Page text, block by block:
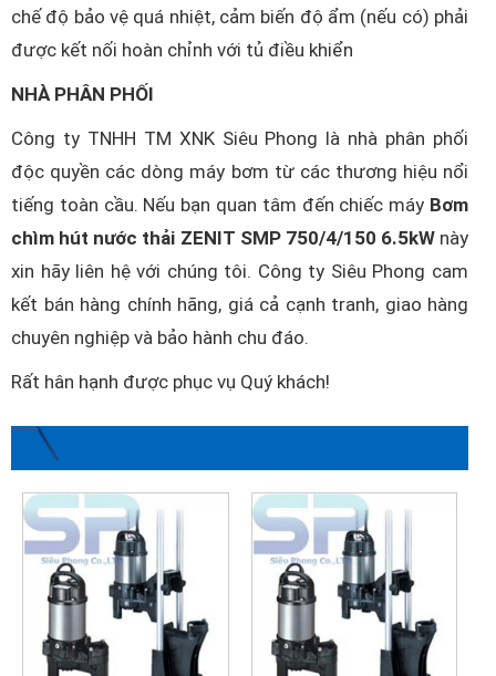
chế độ bảo vệ quá nhiệt, cảm biến độ ẩm (nếu có) phải
được kết nối hoàn chỉnh với tủ điều khiển
NHÀ PHÂN PHỐI
Công ty TNHH TM XNK Siêu Phong là nhà phân phối
độc quyền các dòng máy bơm từ các thương hiệu nổi
tiếng toàn cầu. Nếu bạn quan tâm đến chiếc máy Bơm
chìm hút nước thải ZENIT SMP 750/4/150 6.5kWnày
xin hãy liên hệ với chúng tôi. Công ty Siêu Phong cam
kết bán hàng chính hãng, giá cả cạnh tranh, giao hàng
chuyên nghiệp và bảo hành chu đáo.
Rất hân hạnh được phục vụ Quý khách!